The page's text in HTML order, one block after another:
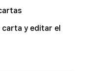
carta y editar el